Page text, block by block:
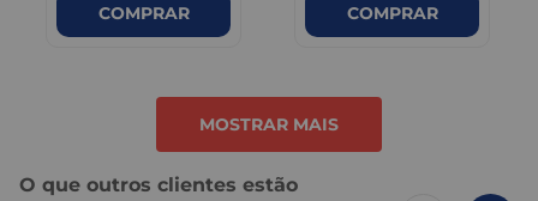
COMPRAR COMPRAR
MOSTRAR MAIS
O que outros clientes estão